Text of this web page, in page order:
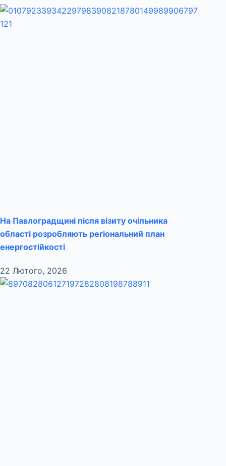
На Павлоградщині після візиту очільника
області розробляють регіональний план
енергостійкості
22 Лютого, 2026